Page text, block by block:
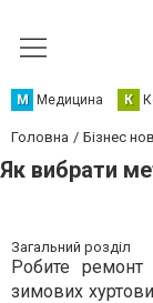
М Медицина К
Головна Бізнес
Як вибрати
Загальний розділ
Робите ремонт
зимових